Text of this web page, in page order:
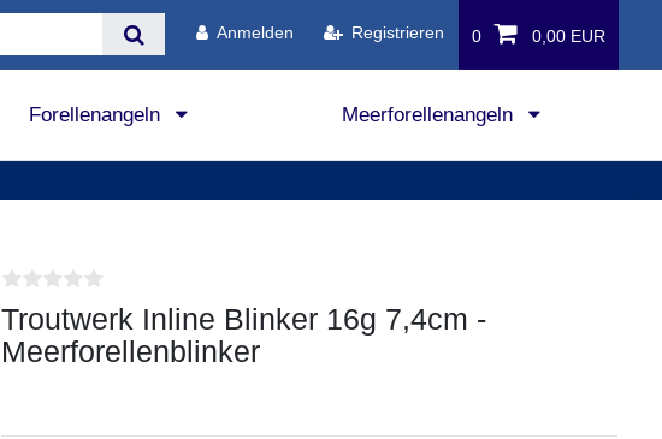
Anmelden Registrieren 0 0,00 EUR
Forellenangeln Meerforellenangeln
Troutwerk Inline Blinker 16g 7,4cm -
Meerforellenblinker